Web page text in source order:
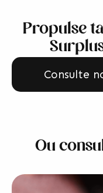
Propulse
Consulte
Ou